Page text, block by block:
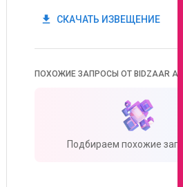
get_app СКАЧАТЬ ИЗВЕЩЕНИЕ
ПОХОЖИЕ ЗАПРОСЫ ОТ BIDZAAR AI
Подбираем похожие